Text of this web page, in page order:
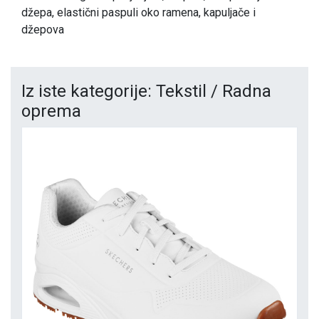
džepa, elastični paspuli oko ramena, kapuljače i
džepova
Iz iste kategorije: Tekstil / Radna
oprema